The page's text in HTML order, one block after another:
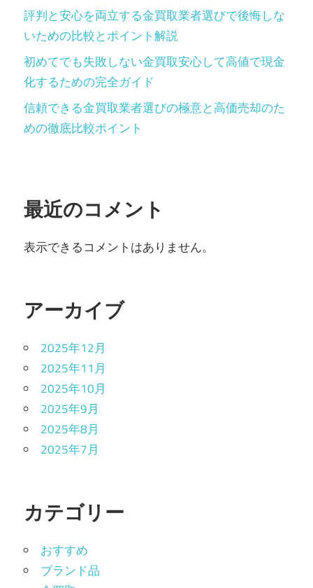
評判と安心を両立する金買取業者選びで後悔しな
いための比較とポイント解説
初めてでも失敗しない金買取安心して高値で現金
化するための完全ガイド
信頼できる金買取業者選びの極意と高価売却のた
めの徹底比較ポイント
最近のコメント
表示できるコメントはありません。
アーカイブ
2025年12月
2025年11月
2025年10月
2025年9月
2025年8月
2025年7月
カテゴリー
おすすめ
ブランド品